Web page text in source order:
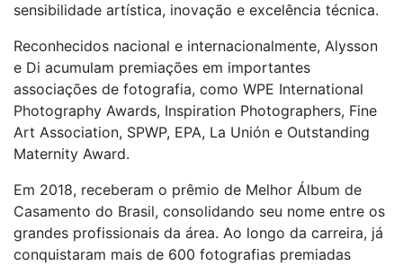
sensibilidade artística, inovação e excelência técnica.
Reconhecidos nacional e internacionalmente, Alysson
e Di acumulam premiações em importantes
associações de fotografia, como WPE International
Photography Awards, Inspiration Photographers, Fine
Art Association, SPWP, EPA, La Unión e Outstanding
Maternity Award.
Em 2018, receberam o prêmio de Melhor Álbum de
Casamento do Brasil, consolidando seu nome entre os
grandes profissionais da área. Ao longo da carreira, já
conquistaram mais de 600 fotografias premiadas